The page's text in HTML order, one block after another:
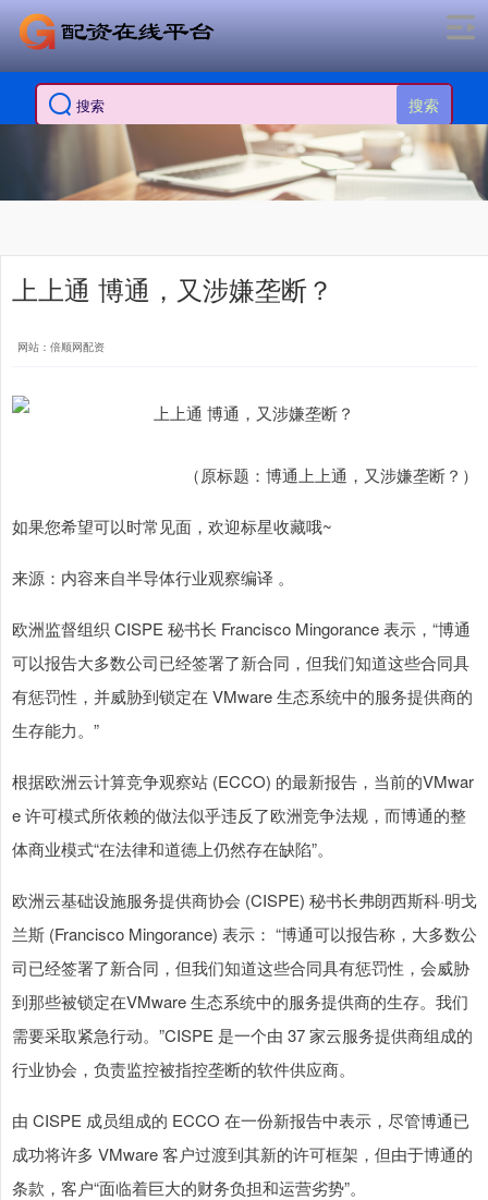
搜索
上上通 博通，又涉嫌垄断？
网站：倍顺网配资
（原标题：博通上上通，又涉嫌垄断？）
如果您希望可以时常见面，欢迎标星收藏哦~
来源：内容来自半导体行业观察编译 。
欧洲监督组织 CISPE 秘书长 Francisco Mingorance 表示，“博通
可以报告大多数公司已经签署了新合同，但我们知道这些合同具
有惩罚性，并威胁到锁定在 VMware 生态系统中的服务提供商的
生存能力。”
根据欧洲云计算竞争观察站 (ECCO) 的最新报告，当前的VMwar
e 许可模式所依赖的做法似乎违反了欧洲竞争法规，而博通的整
体商业模式“在法律和道德上仍然存在缺陷”。
欧洲云基础设施服务提供商协会 (CISPE) 秘书长弗朗西斯科·明戈
兰斯 (Francisco Mingorance) 表示： “博通可以报告称，大多数公
司已经签署了新合同，但我们知道这些合同具有惩罚性，会威胁
到那些被锁定在VMware 生态系统中的服务提供商的生存。我们
需要采取紧急行动。”CISPE 是一个由 37 家云服务提供商组成的
行业协会，负责监控被指控垄断的软件供应商。
由 CISPE 成员组成的 ECCO 在一份新报告中表示，尽管博通已
成功将许多 VMware 客户过渡到其新的许可框架，但由于博通的
条款，客户“面临着巨大的财务负担和运营劣势”。